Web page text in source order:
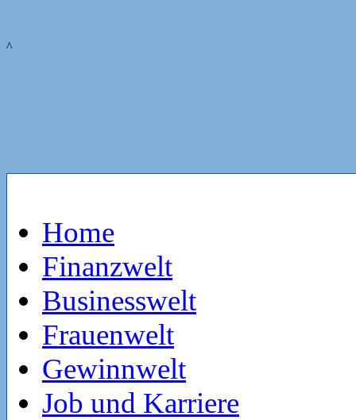
^
Home
Finanzwelt
Businesswelt
Frauenwelt
Gewinnwelt
Job und Karriere